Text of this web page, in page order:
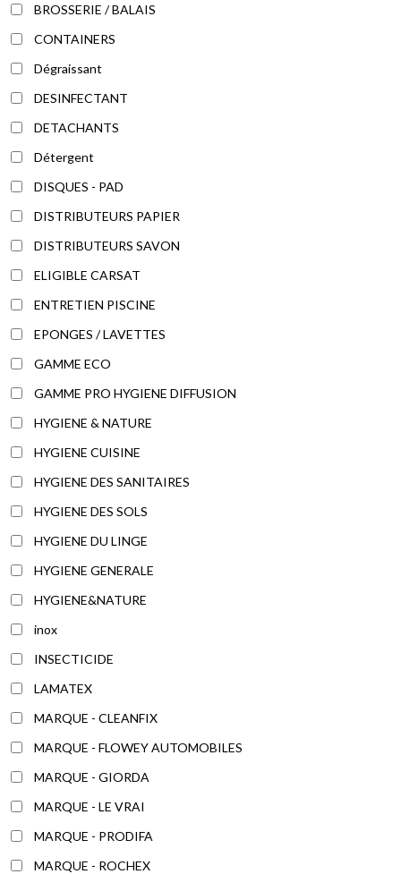
BROSSERIE / BALAIS
CONTAINERS
Dégraissant
DESINFECTANT
DETACHANTS
Détergent
DISQUES - PAD
DISTRIBUTEURS PAPIER
DISTRIBUTEURS SAVON
ELIGIBLE CARSAT
ENTRETIEN PISCINE
EPONGES / LAVETTES
GAMME ECO
GAMME PRO HYGIENE DIFFUSION
HYGIENE & NATURE
HYGIENE CUISINE
HYGIENE DES SANITAIRES
HYGIENE DES SOLS
HYGIENE DU LINGE
HYGIENE GENERALE
HYGIENE&NATURE
inox
INSECTICIDE
LAMATEX
MARQUE - CLEANFIX
MARQUE - FLOWEY AUTOMOBILES
MARQUE - GIORDA
MARQUE - LE VRAI
MARQUE - PRODIFA
MARQUE - ROCHEX